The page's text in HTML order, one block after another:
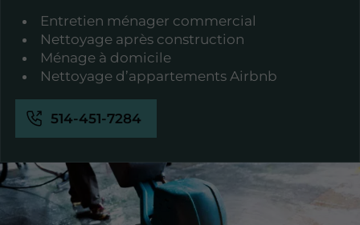
Entretien ménager commercial
Nettoyage après construction
Ménage à domicile
Nettoyage d’appartements Airbnb
514-451-7284